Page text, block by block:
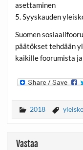
asettaminen
5. Syyskauden
Suomen
päätökset tehdään
kaikille foorumista
2018
Vastaa